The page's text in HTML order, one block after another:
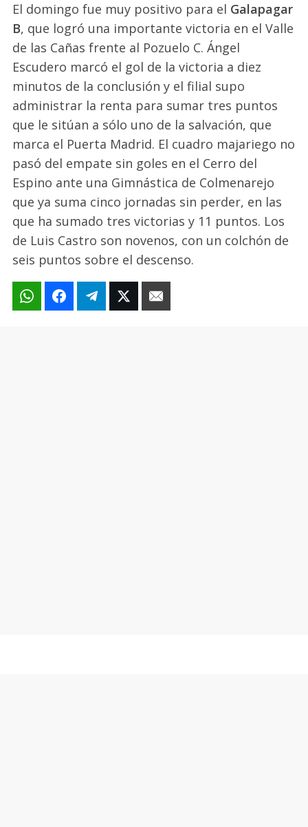
El domingo fue muy positivo para el Galapagar
B, que logró una importante victoria en el Valle
de las Cañas frente al Pozuelo C. Ángel
Escudero marcó el gol de la victoria a diez
minutos de la conclusión y el filial supo
administrar la renta para sumar tres puntos
que le sitúan a sólo uno de la salvación, que
marca el Puerta Madrid. El cuadro majariego no
pasó del empate sin goles en el Cerro del
Espino ante una Gimnástica de Colmenarejo
que ya suma cinco jornadas sin perder, en las
que ha sumado tres victorias y 11 puntos. Los
de Luis Castro son novenos, con un colchón de
seis puntos sobre el descenso.